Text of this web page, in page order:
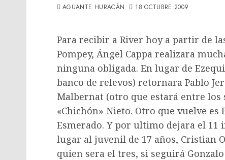
AGUANTE HURACÁN 18 OCTUBRE 2009
Para recibir a River hoy a partir de
Pompey, Ángel Cappa realizara
ninguna obligada. En lugar de
banco de relevos) retornara Pablo
Malbernat (otro que estará entre
«Chichón» Nieto. Otro que vuelve es
Esmerado. Y por ultimo dejara el
lugar al juvenil de 17 años, Cristian
quien sera el tres, si seguirá